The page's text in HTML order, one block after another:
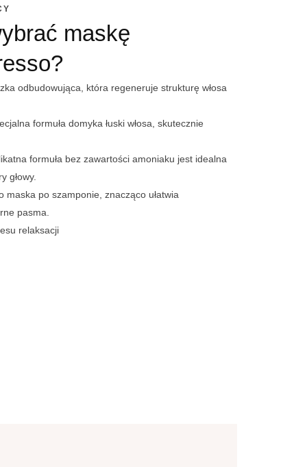
maskę
odbudowująca, która regeneruje strukturę włosa
formuła domyka łuski włosa, skutecznie
formuła bez zawartości amoniaku jest idealna
głowy.
maska po szamponie, znacząco ułatwia
pasma.
relaksacji